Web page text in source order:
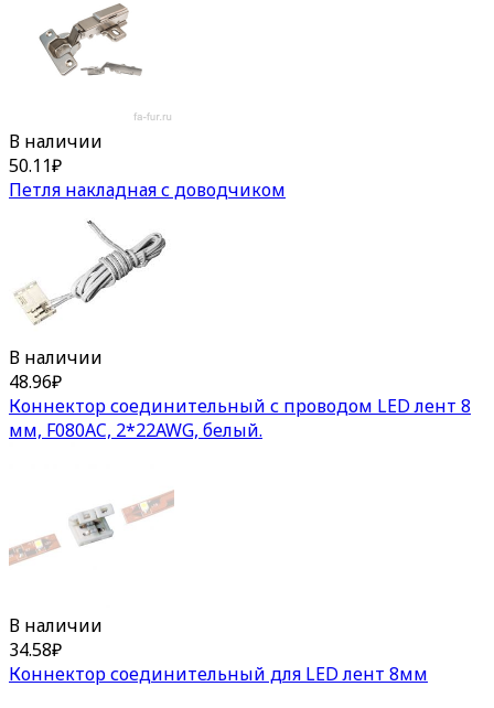
В наличии
50.11₽
Петля накладная с доводчиком
В наличии
48.96₽
Коннектор соединительный с проводом LED лент 8
мм, F080AC, 2*22AWG, белый.
В наличии
34.58₽
Коннектор соединительный для LED лент 8мм